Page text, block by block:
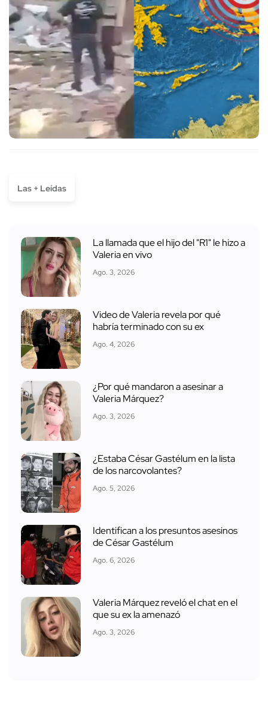
Las + Leídas
La llamada que el hijo del "R1" le hizo a
Valeria en vivo
Ago. 3, 2026
Video de Valeria revela por qué
habría terminado con su ex
Ago. 4, 2026
¿Por qué mandaron a asesinar a
Valeria Márquez?
Ago. 3, 2026
¿Estaba César Gastélum en la lista
de los narcovolantes?
Ago. 5, 2026
Identifican a los presuntos asesinos
de César Gastélum
Ago. 6, 2026
Valeria Márquez reveló el chat en el
que su ex la amenazó
Ago. 3, 2026